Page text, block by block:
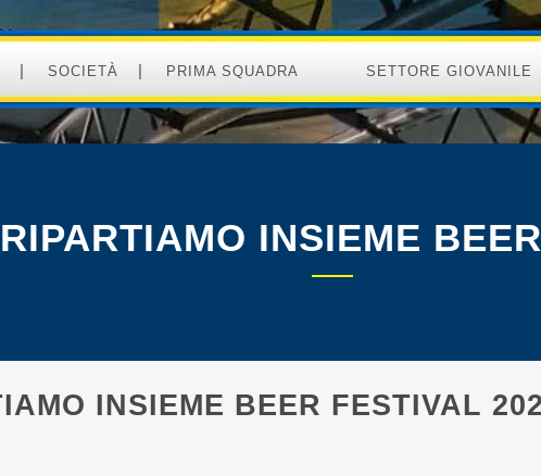
SOCIETÀ PRIMA SQUADRA SETTORE GIOVANILE
INSIEME
INSIEME BEER FESTIVAL